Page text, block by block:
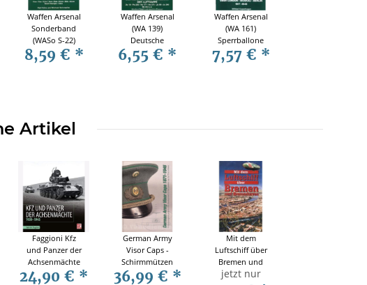
Waffen Arsenal
Sonderband
(WASo S-22)
Fernkampfgeschütze
am Kanal
8,59 € *
Waffen Arsenal
(WA 139)
Deutsche
Fernkampfflugzeuge
der Luftwaffe
6,55 € *
Waffen Arsenal
(WA 161)
Sperrballone
über London -
Moskau - Berlin
7,57 € *
Artikel
Faggioni Kfz
und Panzer der
Achsenmächte
1939-1945
24,90 € *
German Army
Visor Caps -
Schirmmützen
1871-1945 -
36,99 € *
Mit dem
Luftschiff über
Bremen und
Bremerhaven
jetzt nur